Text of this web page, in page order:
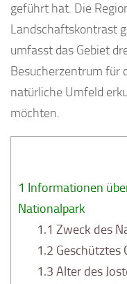
geführt hat. Die
Landschaftskontrast
umfasst das Gebiet
Besucherzentrum für
natürliche Umfeld
möchten.
1 Informationen
Nationalpark
1.1 Zweck des
1.2 Geschütztes
1.3 Alter des